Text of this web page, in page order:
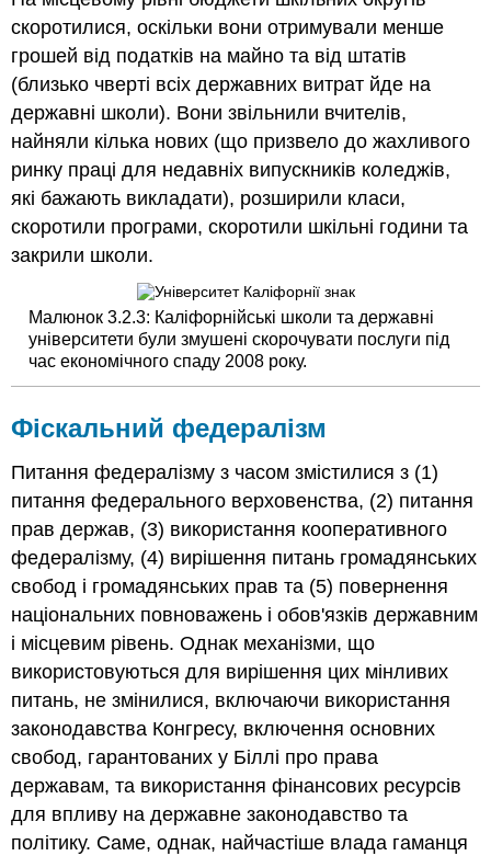
скоротилися, оскільки вони отримували менше
грошей від податків на майно та від штатів
(близько чверті всіх державних витрат йде на
державні школи). Вони звільнили вчителів,
найняли кілька нових (що призвело до жахливого
ринку праці для недавніх випускників коледжів,
які бажають викладати), розширили класи,
скоротили програми, скоротили шкільні години та
закрили школи.
Малюнок 3.2.3: Каліфорнійські школи та державні
університети були змушені скорочувати послуги під
час економічного спаду 2008 року.
Фіскальний федералізм
Питання федералізму з часом змістилися з (1)
питання федерального верховенства, (2) питання
прав держав, (3) використання кооперативного
федералізму, (4) вирішення питань громадянських
свобод і громадянських прав та (5) повернення
національних повноважень і обов'язків державним
і місцевим рівень. Однак механізми, що
використовуються для вирішення цих мінливих
питань, не змінилися, включаючи використання
законодавства Конгресу, включення основних
свобод, гарантованих у Біллі про права
державам, та використання фінансових ресурсів
для впливу на державне законодавство та
політику. Саме, однак, найчастіше влада гаманця